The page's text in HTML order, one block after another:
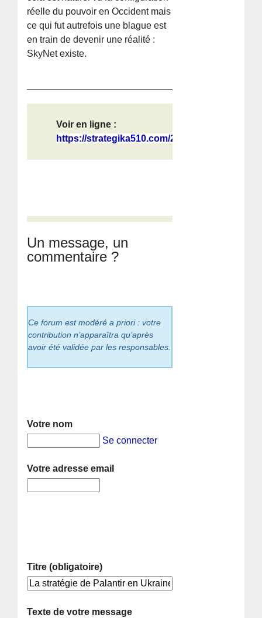
réelle du pouvoir en Occident mais
ce qui fut autrefois une blague est
en train de devenir une réalité :
SkyNet existe.
Voir en ligne :
https://strategika510.com/2026/05/1...
Un message, un
commentaire ?
Ce forum est modéré a priori : votre
contribution n’apparaîtra qu’après
avoir été validée par les responsables.
Votre nom
Se connecter
Votre adresse email
Titre (obligatoire)
Texte de votre message